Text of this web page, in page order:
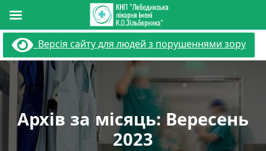
Перейти
вмісту
Версія сайту для людей з порушеннями зору
Архів за місяць: Вересень
2023